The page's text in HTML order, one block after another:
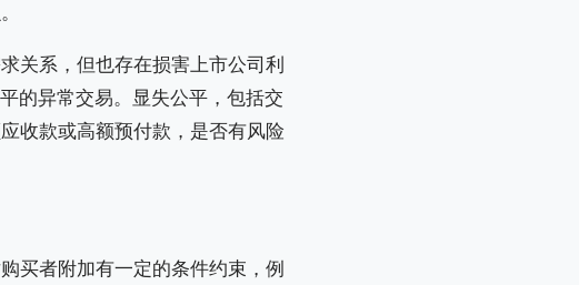
关系，但也存在损害上市公司利
的异常交易。显失公平，包括交
收款或高额预付款，是否有风险
买者附加有一定的条件约束，例